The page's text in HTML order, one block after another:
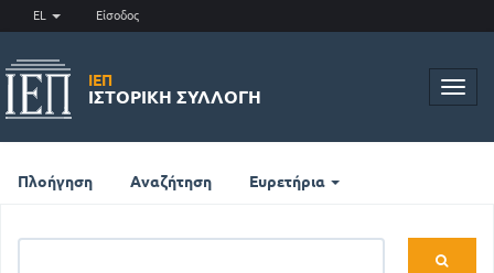
EL Είσοδος
ΙΕΠ
ΙΣΤΟΡΙΚΉ ΣΥΛΛΟΓΉ
Πλοήγηση Αναζήτηση Ευρετήρια